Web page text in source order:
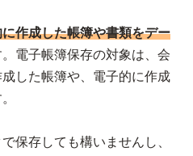
作成した帳簿や書類をデー
。電子帳簿保存の対象は、会
した帳簿や、電子的に作成
保存しても構いませんし、